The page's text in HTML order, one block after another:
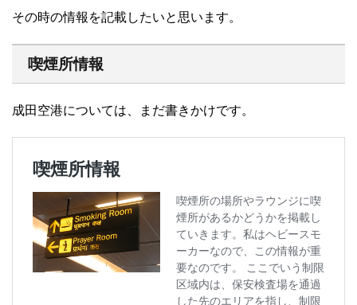
その時の情報を記載したいと思います。
喫煙所情報
成田空港については、まだ書きかけです。